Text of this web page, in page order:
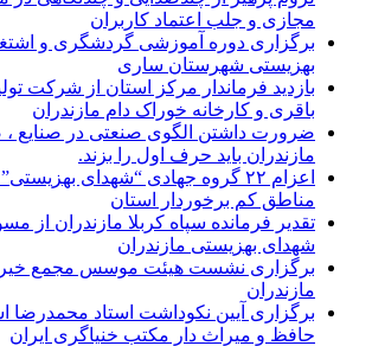
مجازی و جلب اعتماد کاربران
برگزاری دوره آموزشی گردشگری و
بهزیستی شهرستان ساری
بازدید فرماندار مرکز استان از شرکت
باقری و کارخانه خوراک دام مازندران
ضرورت داشتن الگوی صنعتی در صنایع ،
مازندران باید حرف اول را بزند.
اعزام ۲۲ گروه جهادی “شهدای
مناطق کم برخوردار استان
تقدیر فرمانده سپاه کربلا مازندران از
شهدای بهزیستی مازندران
برگزاری نشست هیئت موسس مجمع
مازندران
برگزاری آیین نکوداشت استاد
حافظ و میراث دارِ مکتب خنیاگری ایران